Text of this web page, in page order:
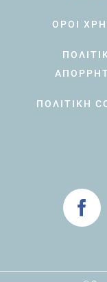
ΟΡΟΙ
ΠΟΛΙΤΙΚΗ